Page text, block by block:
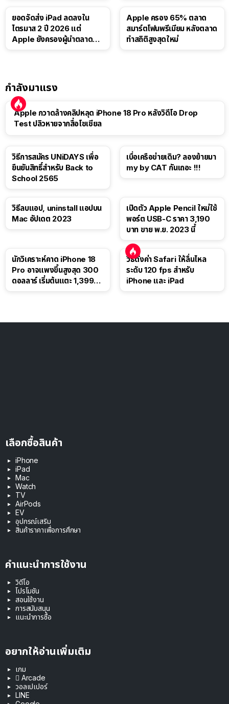
ยอดจัดส่ง iPad ลดลงใน
ไตรมาส 2 ปี 2026 แต่
Apple ยังครองผู้นำตลาด
Apple ครอง 65% ตลาด
สมาร์ตโฟนพรีเมียม หลังตลาด
ทำสถิติสูงสุดใหม่
กำลังมาแรง
Apple กวาดล้างคลิปหลุด iPhone 18 Pro หลังวิดีโอ Drop
Test ปลิวหายจากสื่อโซเชียล
วิธีการสมัคร UNiDAYS เพื่อ
ยืนยันสิทธิ์สำหรับ Back to
School 2565
เบื่อเครือข่ายเดิม? ลองย้ายมา
my by CAT กันเถอะ !!!
วิธีลบแอป, uninstall แอปบน
Mac อัปเดต 2023
เปิดตัว Apple Pencil ใหม่ใช้
พอร์ต USB-C ราคา 3,190
บาท ขาย พ.ย. 2023 นี้
นักวิเคราะห์คาด iPhone 18
Pro อาจแพงขึ้นสูงสุด 300
ดอลลาร์ เริ่มต้นแตะ 1,399
วิธีตั้งค่า Safari ให้ลื่นไหล
ระดับ 120 fps สำหรับ
iPhone และ iPad
เลือกซื้อสินค้า
iPhone
iPad
Mac
Watch
TV
AirPods
EV
อุปกรณ์เสริม
สินค้าราคาเพื่อการศึกษา
คำแนะนำการใช้งาน
วิดีโอ
โปรโมชัน
สอนใช้งาน
การสนับสนุน
แนะนำการซื้อ
อยากให้อ่านเพิ่มเติม
เกม
 Arcade
วอลเปเปอร์
LINE